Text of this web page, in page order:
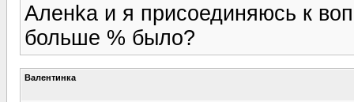
Аленka и я присоединяюсь к
больше % было?
Валентинка